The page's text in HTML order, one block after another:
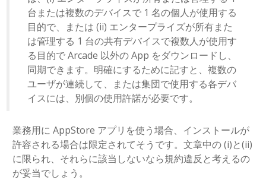
台または複数のデバイスで 1 名の個人が使用する
目的で、または (ii) エンタープライズが所有また
は管理する 1 台の共有デバイスで複数人が使用す
る目的で Arcade 以外の App をダウンロードし、
同期できます。明確にするために記すと、複数の
ユーザが連続して、または集団で使用する各デバ
イスには、別個の使用許諾が必要です。
業務用に AppStore アプリを使う場合、インストールが
許容される場合は限定されてそうです。文章中の (i)と(ii)
に限られ、それらに該当しないなら規約違反と考えるの
が妥当でしょう。